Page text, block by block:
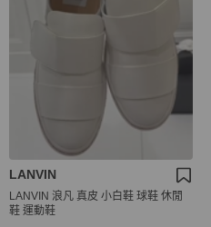
LANVIN
LANVIN 浪凡 真皮 小白鞋 球鞋 休閒
鞋 運動鞋